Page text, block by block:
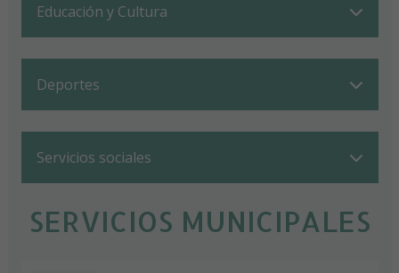
Educación y Cultura
Deportes
Servicios sociales
SERVICIOS MUNICIPALES